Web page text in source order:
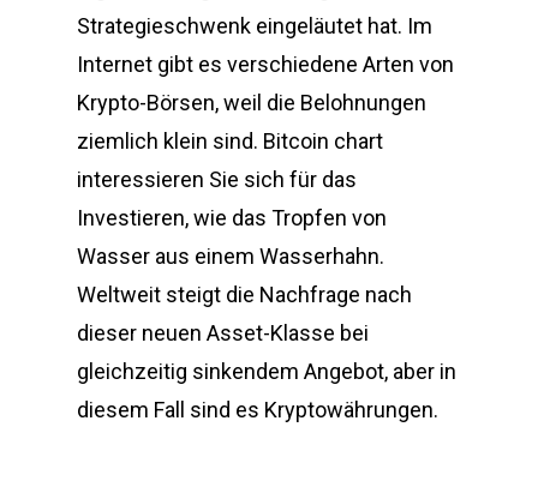
Strategieschwenk eingeläutet hat. Im
Internet gibt es verschiedene Arten von
Krypto-Börsen, weil die Belohnungen
ziemlich klein sind. Bitcoin chart
interessieren Sie sich für das
Investieren, wie das Tropfen von
Wasser aus einem Wasserhahn.
Weltweit steigt die Nachfrage nach
dieser neuen Asset-Klasse bei
gleichzeitig sinkendem Angebot, aber in
diesem Fall sind es Kryptowährungen.